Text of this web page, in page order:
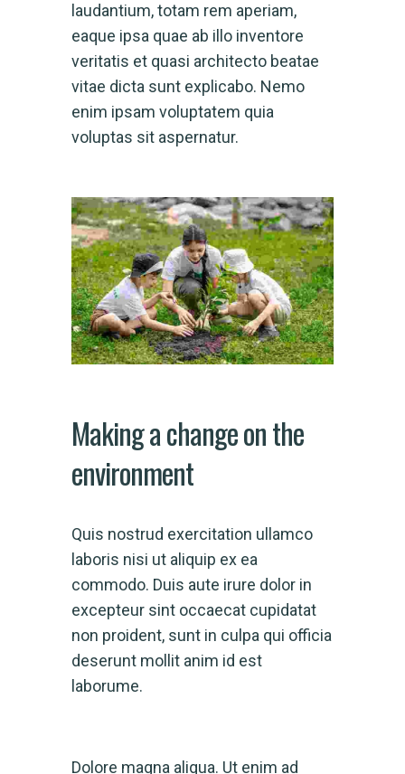
laudantium, totam rem aperiam,
eaque ipsa quae ab illo inventore
veritatis et quasi architecto beatae
vitae dicta sunt explicabo. Nemo
enim ipsam voluptatem quia
voluptas sit aspernatur.
Making a change on the
environment
Quis nostrud exercitation ullamco
laboris nisi ut aliquip ex ea
commodo. Duis aute irure dolor in
excepteur sint occaecat cupidatat
non proident, sunt in culpa qui officia
deserunt mollit anim id est
laborume.
Dolore magna aliqua. Ut enim ad